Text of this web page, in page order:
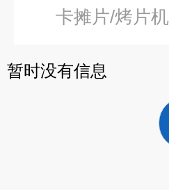
卡摊片/烤片机
暂时没有信息